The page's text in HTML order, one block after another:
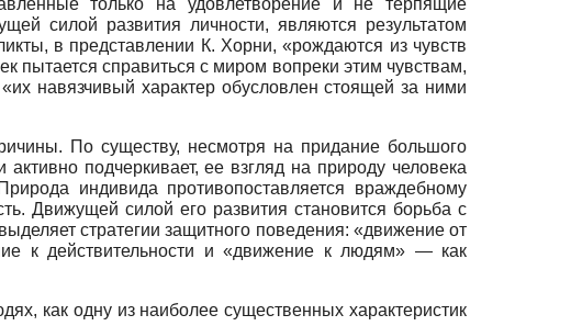
только на удовлетворение и не терпящие
силой развития личности, являются результатом
в представлении К. Хорни, «рождаются из чувств
пытается справиться с миром вопреки этим чувствам,
навязчивый характер обусловлен стоящей за ними
По существу, несмотря на придание большого
подчеркивает, ее взгляд на природу человека
индивида противопоставляется враждебному
Движущей силой его развития становится борьба с
стратегии защитного поведения: «движение от
к действительности и «движение к людям» — как
как одну из наиболее существенных характеристик